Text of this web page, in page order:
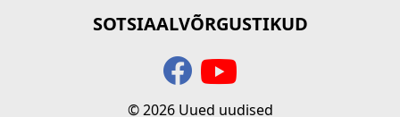
SOTSIAALVÕRGUSTIKUD
© 2026 Uued uudised